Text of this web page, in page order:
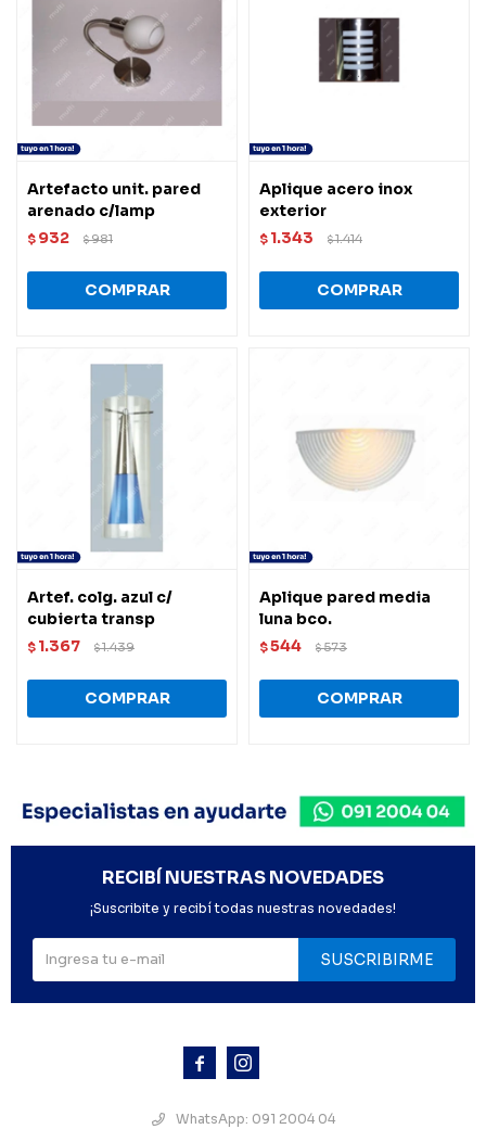
Artefacto unit. pared
arenado c/lamp
$ 932 $981
Aplique acero inox
exterior
$ 1.343 $1.414
Artef. colg. azul c/
cubierta transp
$ 1.367 $1.439
Aplique pared media
luna bco.
$544 $573
 
WhatsApp: 091 2004 04
RECIBÍ NUESTRAS NOVEDADES
¡Suscribite y recibí todas nuestras novedades!
SUSCRIBIRME